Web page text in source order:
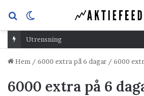
Sök
efterskin
Utrensning
Hem / 6000 extra på 6 dagar / 6000
6000 extra på 6